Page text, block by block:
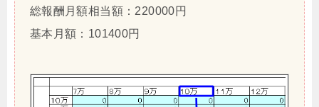
総報酬月額相当額：220000円
基本月額：101400円